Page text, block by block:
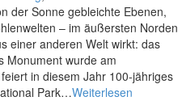
der Sonne gebleichte Ebenen,
– im äußersten Norden
einer anderen Welt wirkt: das
Monument wurde am
in diesem Jahr 100-jähriges
Park…Weiterlesen